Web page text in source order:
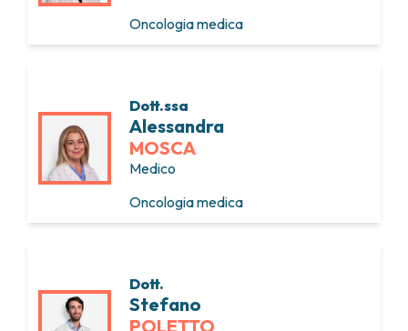
Oncologia medica
Dott.ssa
Alessandra
MOSCA
Medico
Oncologia medica
Dott.
Stefano
POLETTO